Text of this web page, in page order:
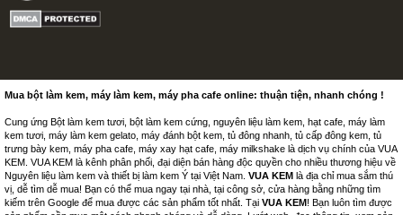
Mua bột làm kem, máy làm kem, máy pha cafe online: thuận tiện, nhanh chóng !
Cung ứng Bột làm kem tươi, bột làm kem cứng, nguyên liệu làm kem, hạt cafe, máy làm
kem tươi, máy làm kem gelato, máy đánh bột kem, tủ đông nhanh, tủ cấp đông kem, tủ
trưng bày kem, máy pha cafe, máy xay hạt cafe, máy milkshake là dịch vụ chính của VUA
KEM. VUA KEM là kênh phân phối, đại diện bán hàng độc quyền cho nhiều thương hiệu về
Nguyên liệu làm kem và thiết bị làm kem Ý tại Việt Nam. VUA KEM là địa chỉ mua sắm thú
vị, dễ tìm dễ mua! Bạn có thể mua ngay tại nhà, tại công sở, cửa hàng bằng những tìm
kiếm trên Google để mua được các sản phẩm tốt nhất. Tại VUA KEM ! Bạn luôn tìm được